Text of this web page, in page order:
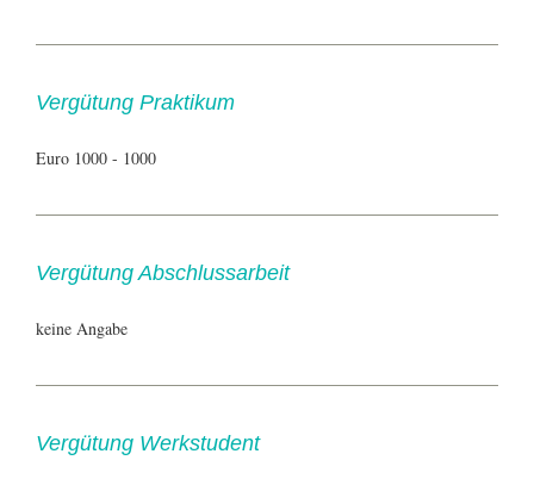
Vergütung Praktikum
Euro 1000 - 1000
Vergütung Abschlussarbeit
keine Angabe
Vergütung Werkstudent